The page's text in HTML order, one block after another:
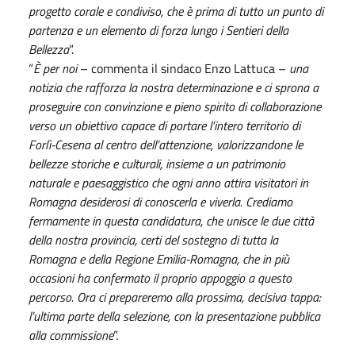
progetto corale e condiviso, che è prima di tutto un punto di
partenza e un elemento di forza lungo i Sentieri della
Bellezza”.
“È per noi– commenta il sindaco Enzo Lattuca – una
notizia che rafforza la nostra determinazione e ci sprona a
proseguire con convinzione e pieno spirito di collaborazione
verso un obiettivo capace di portare l’intero territorio di
Forlì-Cesena al centro dell’attenzione, valorizzandone le
bellezze storiche e culturali, insieme a un patrimonio
naturale e paesaggistico che ogni anno attira visitatori in
Romagna desiderosi di conoscerla e viverla. Crediamo
fermamente in questa candidatura, che unisce le due città
della nostra provincia, certi del sostegno di tutta la
Romagna e della Regione Emilia-Romagna, che in più
occasioni ha confermato il proprio appoggio a questo
percorso. Ora ci prepareremo alla prossima, decisiva tappa:
l’ultima parte della selezione, con la presentazione pubblica
alla commissione”.